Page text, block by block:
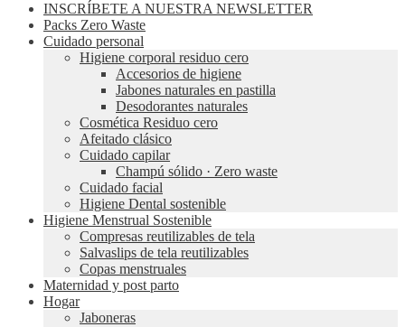
INSCRÍBETE A NUESTRA NEWSLETTER
Packs Zero Waste
Cuidado personal
Higiene corporal residuo cero
Accesorios de higiene
Jabones naturales en pastilla
Desodorantes naturales
Cosmética Residuo cero
Afeitado clásico
Cuidado capilar
Champú sólido · Zero waste
Cuidado facial
Higiene Dental sostenible
Higiene Menstrual Sostenible
Compresas reutilizables de tela
Salvaslips de tela reutilizables
Copas menstruales
Maternidad y post parto
Hogar
Jaboneras